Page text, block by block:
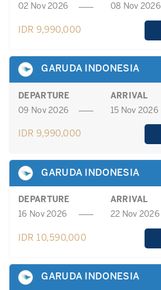
02 Nov 2026
08 Nov 2026
IDR 9,990,000
GARUDA INDONESIA
DEPARTURE
ARRIVAL
09 Nov 2026
15 Nov 2026
IDR 9,990,000
GARUDA INDONESIA
DEPARTURE
ARRIVAL
16 Nov 2026
22 Nov 2026
IDR 10,590,000
GARUDA INDONESIA